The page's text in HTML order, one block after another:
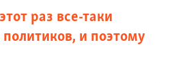
раз все-таки
и поэтому